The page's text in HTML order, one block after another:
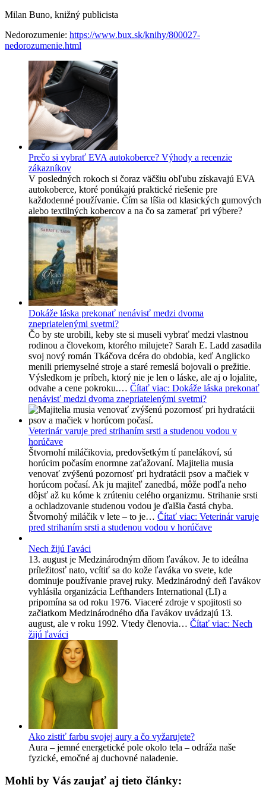
Milan Buno, knižný publicista
Nedorozumenie: https://www.bux.sk/knihy/800027-
nedorozumenie.html
Prečo si vybrať EVA autokoberce? Výhody a recenzie
zákazníkov
V posledných rokoch si čoraz väčšiu obľubu získavajú EVA
autokoberce, ktoré ponúkajú praktické riešenie pre
každodenné používanie. Čím sa líšia od klasických gumových
alebo textilných kobercov a na čo sa zamerať pri výbere?
Dokáže láska prekonať nenávisť medzi dvoma
znepriatelenými svetmi?
Čo by ste urobili, keby ste si museli vybrať medzi vlastnou
rodinou a človekom, ktorého milujete? Sarah E. Ladd zasadila
svoj nový román Tkáčova dcéra do obdobia, keď Anglicko
menili priemyselné stroje a staré remeslá bojovali o prežitie.
Výsledkom je príbeh, ktorý nie je len o láske, ale aj o lojalite,
odvahe a cene pokroku.… Čítať viac: Dokáže láska prekonať
nenávisť medzi dvoma znepriatelenými svetmi?
Veterinár varuje pred strihaním srsti a studenou vodou v
horúčave
Štvornohí miláčikovia, predovšetkým tí panelákoví, sú
horúcim počasím enormne zaťažovaní. Majitelia musia
venovať zvýšenú pozornosť pri hydratácii psov a mačiek v
horúcom počasí. Ak ju majiteľ zanedbá, môže podľa neho
dôjsť až ku kóme k zrúteniu celého organizmu. Strihanie srsti
a ochladzovanie studenou vodou je ďalšia častá chyba.
Štvornohý miláčik v lete – to je… Čítať viac: Veterinár varuje
pred strihaním srsti a studenou vodou v horúčave
Nech žijú ľaváci
13. august je Medzinárodným dňom ľavákov. Je to ideálna
príležitosť nato, vcítiť sa do kože ľaváka vo svete, kde
dominuje používanie pravej ruky. Medzinárodný deň ľavákov
vyhlásila organizácia Lefthanders International (LI) a
pripomína sa od roku 1976. Viaceré zdroje v spojitosti so
začiatkom Medzinárodného dňa ľavákov uvádzajú 13.
august, ale v roku 1992. Vtedy členovia… Čítať viac: Nech
žijú ľaváci
Ako zistiť farbu svojej aury a čo vyžarujete?
Aura – jemné energetické pole okolo tela – odráža naše
fyzické, emočné aj duchovné naladenie.
Mohli by Vás zaujať aj tieto články: